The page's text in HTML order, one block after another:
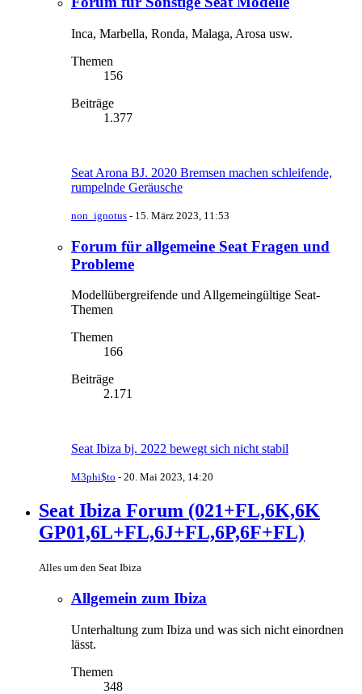
Inca, Marbella, Ronda, Malaga, Arosa usw.
Themen
156
Beiträge
1.377
Seat Arona BJ. 2020 Bremsen machen schleifende,
rumpelnde Geräusche
non_ignotus - 15. März 2023, 11:53
Forum für allgemeine Seat Fragen und
Probleme
Modellübergreifende und Allgemeingültige Seat-
Themen
Themen
166
Beiträge
2.171
Seat Ibiza bj. 2022 bewegt sich nicht stabil
M3phi$to - 20. Mai 2023, 14:20
Seat Ibiza Forum (021+FL,6K,6K
GP01,6L+FL,6J+FL,6P,6F+FL)
Alles um den Seat Ibiza
Allgemein zum Ibiza
Unterhaltung zum Ibiza und was sich nicht einordnen
lässt.
Themen
348